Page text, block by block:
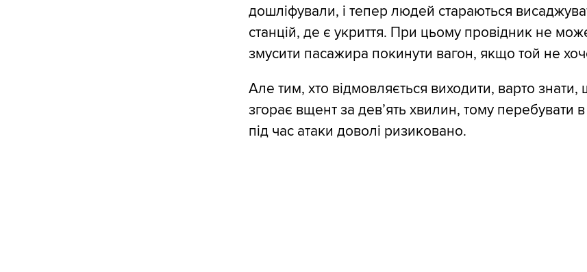
дошліфували, і тепер людей стараються
станцій, де є укриття. При цьому провідник не
змусити пасажира покинути вагон, якщо той не
Але тим, хто відмовляється виходити, варто знати,
згорає вщент за дев’ять хвилин, тому перебувати в
під час атаки доволі ризиковано.